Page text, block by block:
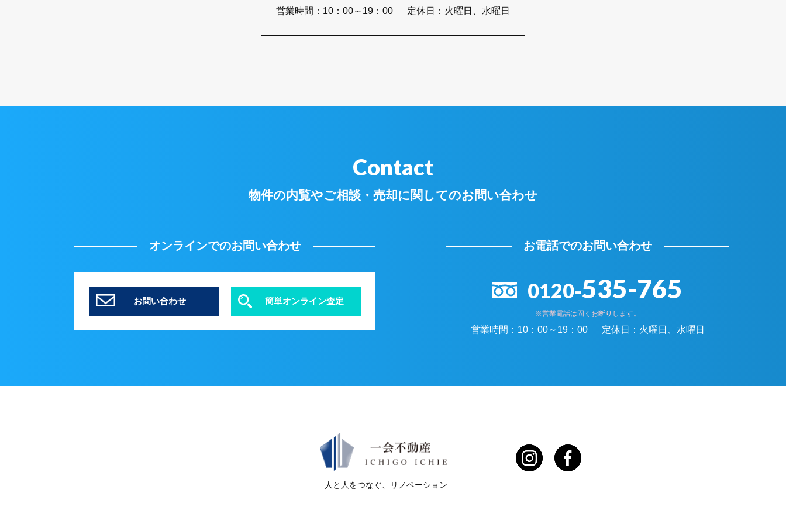
営業時間： 10：00～19：00 定休日： 火曜日、水曜日
Contact
物件の内覧やご相談・ 売却に関してのお問い合わせ
お電話でのお問い合わせ
0120-535-765
※営業電話は固くお断りします。
営業時間： 10：00～19：00 定休日： 火曜日、水曜日
オンラインでのお問い合わせ
お問い合わせ 簡単オンライン査定
人と人をつなぐ、リノベーション